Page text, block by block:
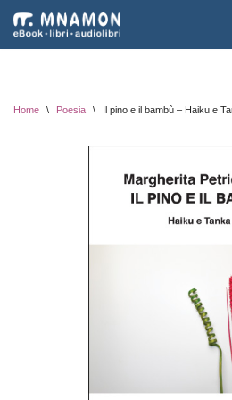
Vai
Home \ Poesia \ Il pino e il bambù – Haiku e